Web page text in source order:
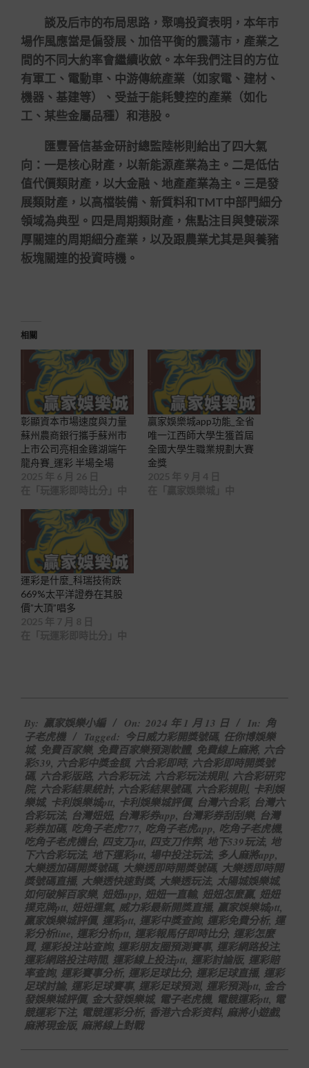
談及后市的布局思路，聚鳴投資表明，本年市
場作風應當是偏發展、加倍平衡的震蕩市，產業之
間的不同大約率會繼續收斂。本年我們注目的方位
有軍工、電動車、中游傳統產業（如家電、建材、
機器、基建等）、受益于能耗雙控的產業（如化
工、某些金屬品種）和港股。
匯豐晉信基金研討總監陸彬則給出了四大氣
向：一是核心財產，以新能源產業為主。二是低估
值代價類財產，以大金融、地產產業為主。三是發
展類財產，以高檔裝備、新質料和TMT中部門細分
領域為典型。四是周期類財產，焦點注目與雙碳深
厚關連的周期細分產業，以及跟農業尤其是與養豬
板塊關連的投資時機。
相關
彰顯資本市場速度與力量
蘇州農商銀行攜手蘇州市
上市公司亮相金雞湖端午
龍舟賽_運彩 半場全場
贏家娛樂城app功能_全省
唯一江西師大學生獲首屆
全國大學生職業規劃大賽
金獎
運彩是什麼_科瑞技術跌
669%太平洋證券在其股
價”大頂”唱多
01-
13
By: 贏家娛樂小編 On: 2024 年 1 月 13 日 In: 角
子老虎機
Tagged: 今日威力彩開獎號碼, 任你博娛樂
城, 免費百家樂, 免費百家樂預測軟體, 免費線上麻將, 六合
彩539, 六合彩中獎金額, 六合彩即時, 六合彩即時開獎號
碼, 六合彩版路, 六合彩玩法, 六合彩玩法規則, 六合彩研究
院, 六合彩結果統計, 六合彩結果號碼, 六合彩規則, 卡利娛
樂城, 卡利娛樂城ptt, 卡利娛樂城評價, 台灣六合彩, 台灣六
合彩玩法, 台灣妞妞, 台灣彩券app, 台灣彩券刮刮樂, 台灣
彩券加碼, 吃角子老虎777, 吃角子老虎app, 吃角子老虎機,
吃角子老虎機台, 四支刀ptt, 四支刀作弊, 地下539玩法, 地
下六合彩玩法, 地下運彩ptt, 場中投注玩法, 多人麻將app,
大樂透加碼開獎號碼, 大樂透即時開獎號碼, 大樂透即時開
獎號碼直播, 大樂透快速對獎, 大樂透玩法, 太陽城娛樂城,
如何破解百家樂, 妞妞app, 妞妞一直輸, 妞妞怎麼贏, 妞妞
撲克牌ptt, 妞妞運氣, 威力彩最新開獎直播, 贏家娛樂城ptt,
贏家娛樂城評價, 運彩ptt, 運彩中獎查詢, 運彩免費分析, 運
彩分析line, 運彩分析ptt, 運彩報馬仔即時比分, 運彩怎麼
買, 運彩投注站查詢, 運彩朋友圈預測賽事, 運彩網路投注,
運彩網路投注時間, 運彩線上投注ptt, 運彩討論版, 運彩賠
率查詢, 運彩賽事分析, 運彩足球比分, 運彩足球直播, 運彩
足球討論, 運彩足球賽事, 運彩足球預測, 運彩預測ptt, 金合
發娛樂城評價, 金大發娛樂城, 電子老虎機, 電競運彩ptt, 電
競運彩下注, 電競運彩分析, 香港六合彩资料, 麻將小遊戲,
麻將現金版, 麻將線上對戰